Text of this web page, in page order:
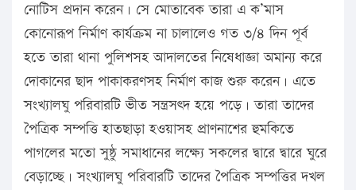
নোটিস প্রদান করেন। সে মোতাবেক তারা এ ক’মাস
কোনোরূপ নির্মাণ কার্যক্রম না চালালেও গত ৩/৪ দিন পূর্ব
হতে তারা থানা পুলিশসহ আদালতের নিষেধাজ্ঞা অমান্য করে
দোকানের ছাদ পাকাকরণসহ নির্মাণ কাজ শুরু করেন। এতে
সংখ্যালঘু পরিবারটি ভীত সন্ত্রসত্দ হয়ে পড়ে। তারা তাদের
পৈত্রিক সম্পত্তি হাতছাড়া হওয়াসহ প্রাণনাশের হুমকিতে
পাগলের মতো সুষ্ঠু সমাধানের লক্ষ্যে সকলের দ্বারে দ্বারে ঘুরে
বেড়াচ্ছে। সংখ্যালঘু পরিবারটি তাদের পৈত্রিক সম্পত্তির দখল